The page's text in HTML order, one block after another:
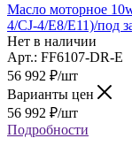
Масло моторное
4/CJ-4/E8/E11)/под
Нет в наличии
Арт.: FF6107-DR-E
56 992 ₽/шт
Варианты цен
56 992 ₽/шт
Подробности